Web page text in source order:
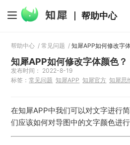
帮助中心
帮助中心 /常见问题 /知犀APP如何修改字
知犀APP如何修改字体颜色？
发布时间： 2022-8-19
标签：常见问题 知犀APP 知犀官方 知犀思
在知犀APP中我们可以对文字进行
们应该如何对导图中的文字颜色进